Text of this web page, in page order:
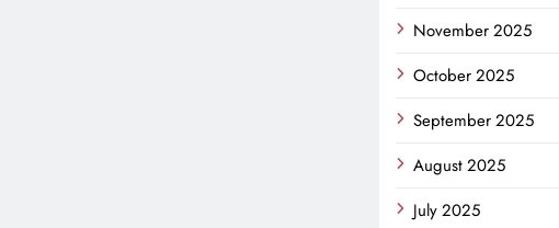
November 2025
October 2025
September 2025
August 2025
July 2025